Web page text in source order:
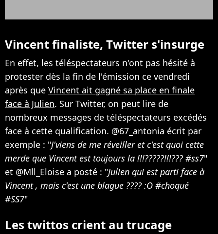
Vincent finaliste, Twitter s'insurge
En effet, les téléspectateurs n'ont pas hésité à
protester dès la fin de l'émission ce vendredi
après que Vincent ait gagné sa place en finale
face à Julien. Sur Twitter, on peut lire de
nombreux messages de téléspectateurs excédés
face à cette qualification. @67_antonia écrit par
exemple : "J'viens de me réveiller et c'est quoi cette
merde que Vincent est toujours la !!!?????!!!??? #ss7"
et @Mll_Eloise a posté : "Julien qui est parti face à
Vincent , mais c'est une blague ???? :O #choqué
#SS7"
Les twittos crient au trucage